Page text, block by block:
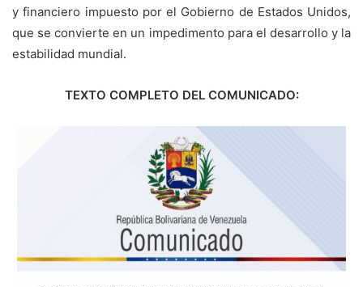
y financiero impuesto por el Gobierno de Estados Unidos,
que se convierte en un impedimento para el desarrollo y la
estabilidad mundial.
TEXTO COMPLETO DEL COMUNICADO: